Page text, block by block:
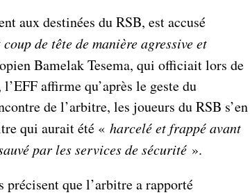
aux destinées du RSB, est accusé
de tête de manière agressive et
Bamelak Tesema, qui officiait lors de
affirme qu’après le geste du
de l’arbitre, les joueurs du RSB s’en
qui aurait été « harcelé et frappé avant
par les services de sécurité ».
précisent que l’arbitre a rapporté